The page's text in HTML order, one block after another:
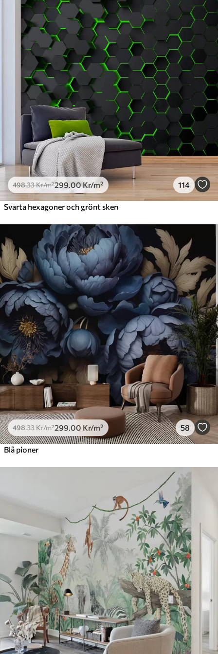
Standard
.33299 .00 /m²
Premium
.67379 .00Kr /m²
Premiumvinyl
725.00 435.00Kr
Peel and Stick
900.00540.00Kr/m²
498.33Kr/m²299 .00 Kr/m² 114
Svarta hexagoner och grönt sken
498.33Kr/m²299 .00 Kr/m² 58
Blå pioner